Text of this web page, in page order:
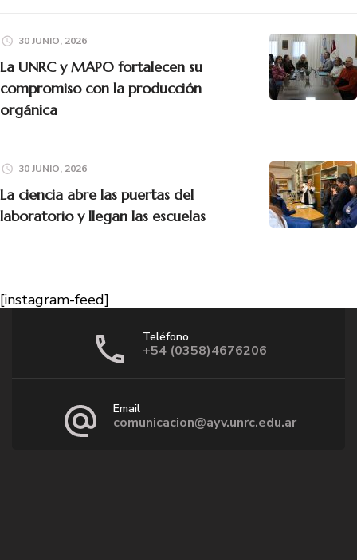
30 JUNIO, 2026
La UNRC y MAPO fortalecen su
compromiso con la producción
orgánica
30 JUNIO, 2026
La ciencia abre las puertas del
laboratorio y llegan las escuelas
[instagram-feed]
Teléfono
+54 (0358)4676206
Email
comunicacion@ayv.unrc.edu.ar